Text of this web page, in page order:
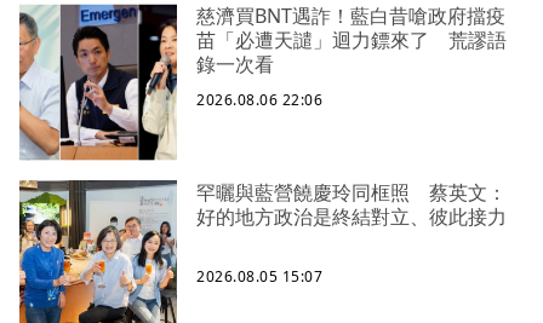
慈濟買BNT遇詐！藍白昔嗆政府擋疫
苗「必遭天譴」迴力鏢來了 荒謬語
錄一次看
2026.08.06 22:06
罕曬與藍營饒慶玲同框照 蔡英文：
好的地方政治是終結對立、彼此接力
2026.08.05 15:07